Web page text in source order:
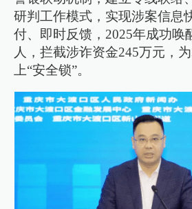
研判工作模式，实现涉案信息
付、即时反馈，2025年成功唤
人，拦截涉诈资金245万元，
上“安全锁”。